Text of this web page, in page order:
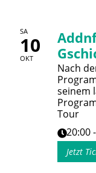
SA
10
OKT
Nach
seinem
Tour
20:00
Jetzt